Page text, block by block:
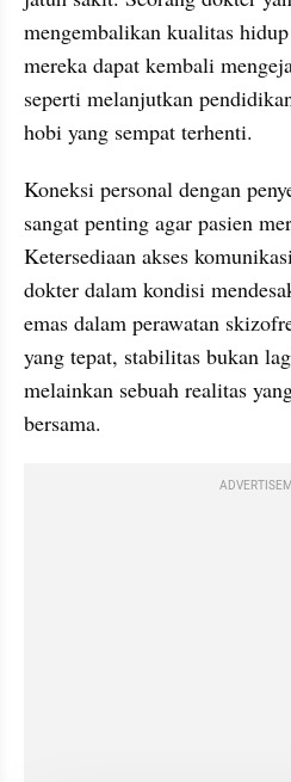
mengembalikan kualitas
mereka dapat kembali
seperti melanjutkan
hobi yang sempat terhenti.
Koneksi personal dengan
sangat penting agar pasien
Ketersediaan akses
dokter dalam kondisi
emas dalam perawatan
yang tepat, stabilitas bukan
melainkan sebuah realitas
bersama.